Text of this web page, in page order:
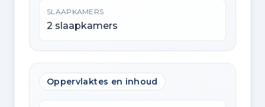
SLAAPKAMERS
2 slaapkamers
Oppervlaktes en inhoud